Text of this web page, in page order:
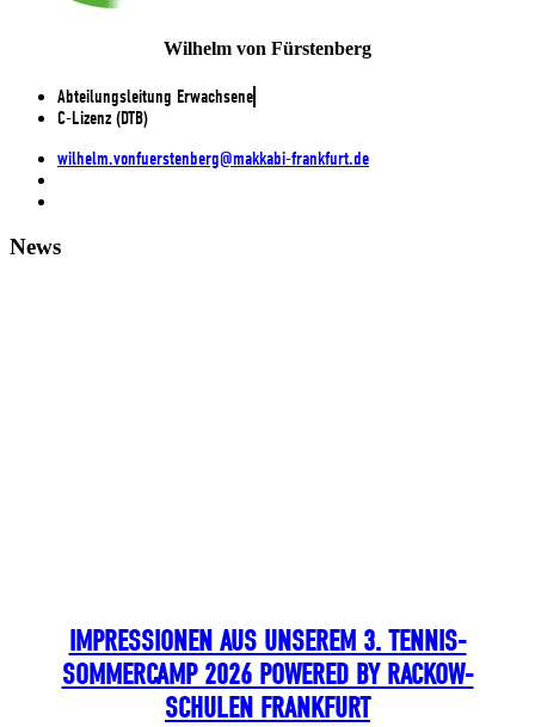
Wilhelm von Fürstenberg
Abteilungsleitung Erwachsene
C-Lizenz (DTB)
wilhelm.vonfuerstenberg@makkabi-frankfurt.de
News
IMPRESSIONEN AUS UNSEREM 3. TENNIS-
SOMMERCAMP 2026 POWERED BY RACKOW-
SCHULEN FRANKFURT